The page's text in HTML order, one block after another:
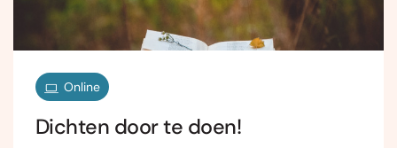
Online
Dichten door te doen!